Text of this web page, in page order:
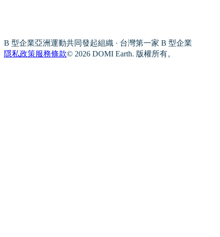
B 型企業亞洲運動共同發起組織 · 台灣第一家 B 型企業
隱私政策服務條款© 2026 DOMI Earth. 版權所有。